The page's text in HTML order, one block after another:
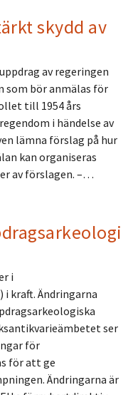
skydd av
av regeringen
som bör anmälas för
till 1954 års
i händelse av
lämna förslag på hur
kan organiseras
av förslagen. –…
i
kraft. Ändringarna
ser
för
för att ge
Ändringarna är